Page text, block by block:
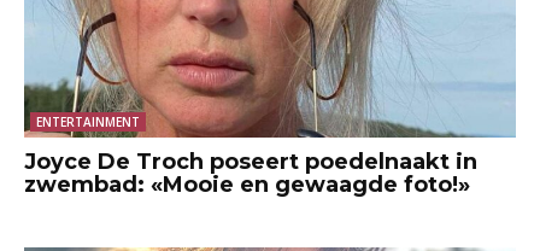
ENTERTAINMENT
Joyce De Troch poseert poedelnaakt in
zwembad: «Mooie en gewaagde foto!»